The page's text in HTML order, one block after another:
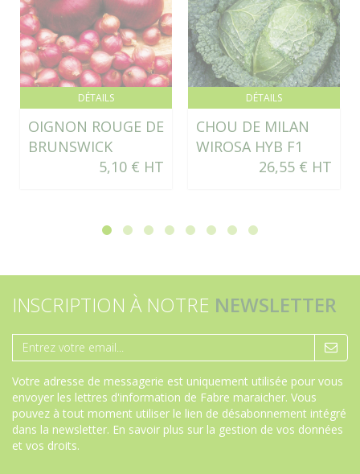
DÉTAILS
OIGNON ROUGE DE
BRUNSWICK
5,10 € HT
DÉTAILS
CHOU DE MILAN
WIROSA HYB F1
26,55 € HT
INSCRIPTION À NOTRE NEWSLETTER
Votre adresse de messagerie est uniquement utilisée pour vous
envoyer les lettres d'information de Fabre maraicher. Vous
pouvez à tout moment utiliser le lien de désabonnement intégré
dans la newsletter. En savoir plus sur la gestion de vos données
et vos droits.